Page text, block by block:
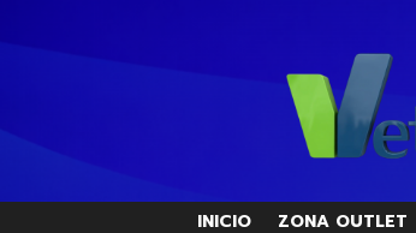
INICIO ZONA OUTLET